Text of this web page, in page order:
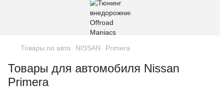
Товары по авто NISSAN Primera
Товары для автомобиля Nissan
Primera